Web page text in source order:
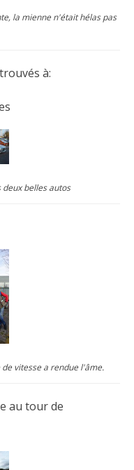
la mienne n'était hélas pas
à:
deux belles autos
vitesse a rendue l'âme.
au tour de